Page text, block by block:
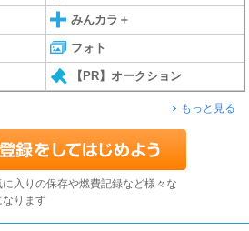
みんカラ＋
フォト
【PR】オークション
もっと見る
入りの保存や燃費記録など様々な
ります